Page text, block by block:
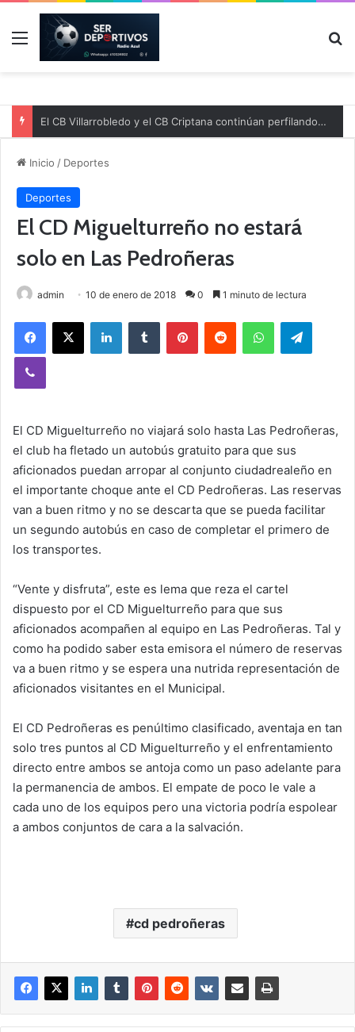
Menú
El CB Villarrobledo y el CB Criptana continúan perfilando sus plantillas
Inicio / Deportes
Deportes
El CD Miguelturreño no estará
solo en Las Pedroñeras
admin 10 de enero de 2018 0 1 minuto de lectura
El CD Miguelturreño no viajará solo hasta Las Pedroñeras,
el club ha fletado un autobús gratuito para que sus
aficionados puedan arropar al conjunto ciudadrealeño en
el importante choque ante el CD Pedroñeras. Las reservas
van a buen ritmo y no se descarta que se pueda facilitar
un segundo autobús en caso de completar el primero de
los transportes.
“Vente y disfruta”, este es lema que reza el cartel
dispuesto por el CD Miguelturreño para que sus
aficionados acompañen al equipo en Las Pedroñeras. Tal y
como ha podido saber esta emisora el número de reservas
va a buen ritmo y se espera una nutrida representación de
aficionados visitantes en el Municipal.
El CD Pedroñeras es penúltimo clasificado, aventaja en tan
solo tres puntos al CD Miguelturreño y el enfrentamiento
directo entre ambos se antoja como un paso adelante para
la permanencia de ambos. El empate de poco le vale a
cada uno de los equipos pero una victoria podría espolear
a ambos conjuntos de cara a la salvación.
cd pedroñeras